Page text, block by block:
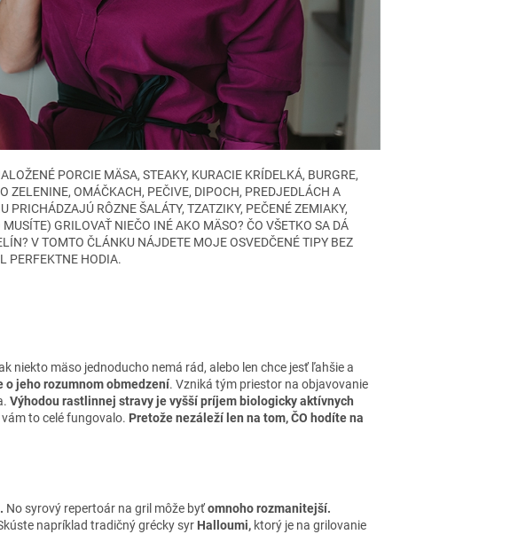
PORCIE MÄSA, STEAKY, KURACIE KRÍDELKÁ, BURGRE,
ZELENINE, OMÁČKACH, PEČIVE, DIPOCH, PREDJEDLÁCH A
RÔZNE ŠALÁTY, TZATZIKY, PEČENÉ ZEMIAKY,
GRILOVAŤ NIEČO INÉ AKO MÄSO? ČO VŠETKO SA DÁ
V TOMTO ČLÁNKU NÁJDETE MOJE OSVEDČENÉ TIPY BEZ
PERFEKTNE HODIA.
niekto mäso jednoducho nemá rád, alebo len chce jesť ľahšie a
o jeho rozumnom obmedzení. Vzniká tým priestor na objavovanie
Výhodou rastlinnej stravy je vyšší príjem biologicky aktívnych
vám to celé fungovalo. Pretože nezáleží len na tom, ČO hodíte na
No syrový repertoár na gril môže byťomnoho rozmanitejší.
napríklad tradičný grécky syr Halloumi, ktorý je na grilovanie